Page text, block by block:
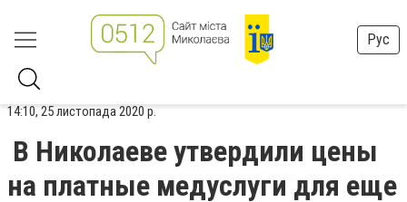
Рус
14:10, 25 листопада 2020 р.
В Николаеве утвердили цены
на платные медуслуги для еще